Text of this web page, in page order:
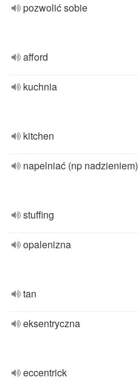
pozwolić sobie
afford
kuchnia
kitchen
napelniać (np nadzieniem)
stuffing
opalenizna
tan
eksentryczna
eccentrick